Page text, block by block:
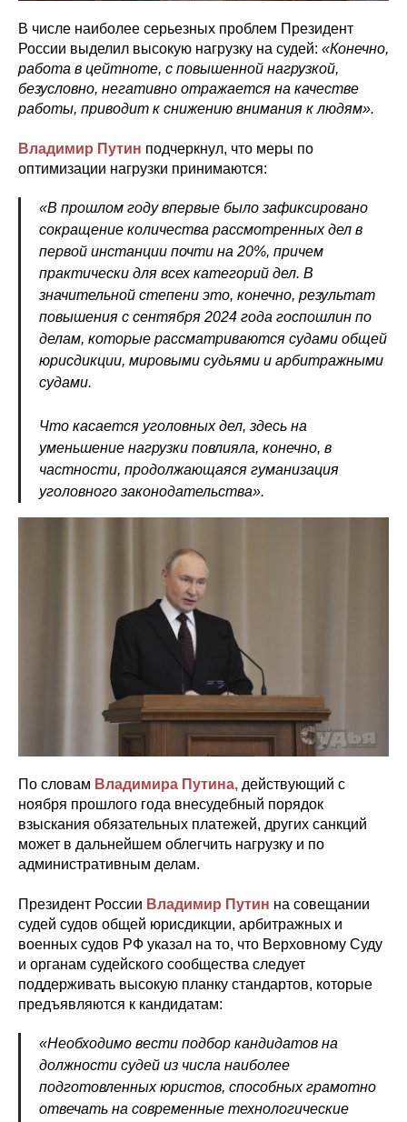
В числе наиболее серьезных проблем Президент
России выделил высокую нагрузку на судей: «Конечно,
работа в цейтноте, с повышенной нагрузкой,
безусловно, негативно отражается на качестве
работы, приводит к снижению внимания к людям».
Владимир Путин подчеркнул, что меры по
оптимизации нагрузки принимаются:
«В прошлом году впервые было зафиксировано
сокращение количества рассмотренных дел в
первой инстанции почти на 20%, причем
практически для всех категорий дел. В
значительной степени это, конечно, результат
повышения с сентября 2024 года госпошлин по
делам, которые рассматриваются судами общей
юрисдикции, мировыми судьями и арбитражными
судами.
Что касается уголовных дел, здесь на
уменьшение нагрузки повлияла, конечно, в
частности, продолжающаяся гуманизация
уголовного законодательства».
По словам Владимира Путина, действующий с
ноября прошлого года внесудебный порядок
взыскания обязательных платежей, других санкций
может в дальнейшем облегчить нагрузку и по
административным делам.
Президент России Владимир Путин на совещании
судей судов общей юрисдикции, арбитражных и
военных судов РФ указал на то, что Верховному Суду
и органам судейского сообщества следует
поддерживать высокую планку стандартов, которые
предъявляются к кандидатам:
«Необходимо вести подбор кандидатов на
должности судей из числа наиболее
подготовленных юристов, способных грамотно
отвечать на современные технологические